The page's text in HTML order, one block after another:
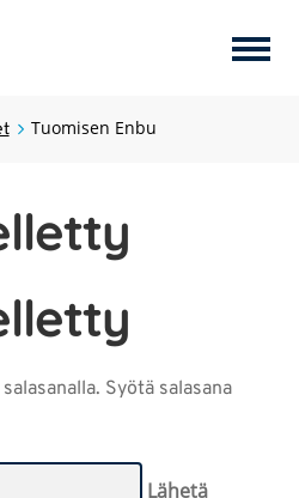
Tuomisen Enbu
Syötä salasana